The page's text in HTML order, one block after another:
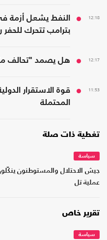
12:18
النفط يشعل أزمة
بترامب تتحرك للحفر
12:17 هل يصمد "تحالف
11:53
قوة الاستقرار
المحتملة
تغطية ذات صلة
سياسة
جيش الاحتلال والمستوطنون
عملية تل
تقرير خاص
سياسة